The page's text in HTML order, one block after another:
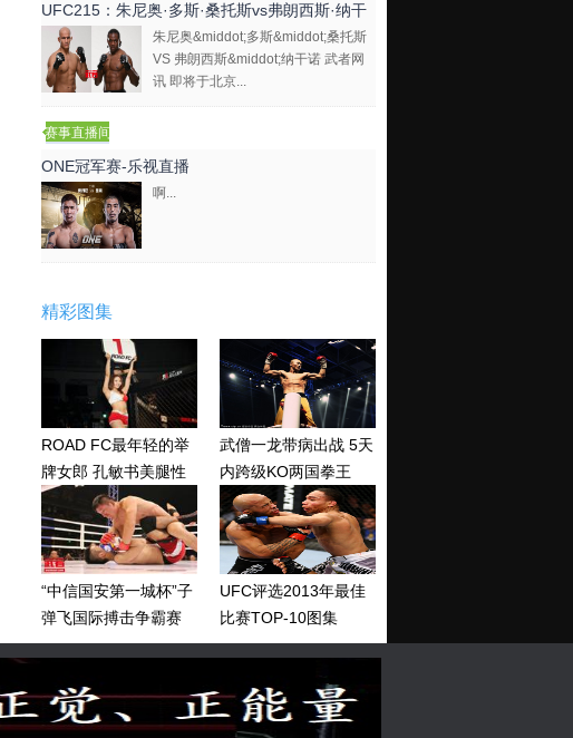
UFC215：朱尼奥·多斯·桑托斯vs弗朗西斯·纳干
朱尼奥&middot;多斯&middot;桑托斯
VS 弗朗西斯&middot;纳干诺 武者网
讯 即将于北京...
赛事直播间
ONE冠军赛-乐视直播
啊...
精彩图集
ROAD FC最年轻的举
牌女郎 孔敏书美腿性
感眼神清纯
武僧一龙带病出战 5天
内跨级KO两国拳王
“中信国安第一城杯”子
弹飞国际搏击争霸赛
UFC评选2013年最佳
比赛TOP-10图集